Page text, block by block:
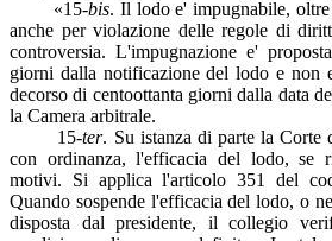
«15-bis. Il lodo e' impugnabile,
anche per violazione delle regole di
controversia. L'impugnazione e'
giorni dalla notificazione del lodo e non
decorso di centoottanta giorni dalla data
la Camera arbitrale.
15-ter. Su istanza di parte la Corte
con ordinanza, l'efficacia del lodo, se
motivi. Si applica l'articolo 351 del
Quando sospende l'efficacia del lodo, o
disposta dal presidente, il collegio